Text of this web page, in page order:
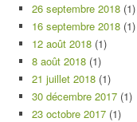
26 septembre 2018 (1)
16 septembre 2018 (1)
12 août 2018 (1)
8 août 2018 (1)
21 juillet 2018 (1)
30 décembre 2017 (1)
23 octobre 2017 (1)